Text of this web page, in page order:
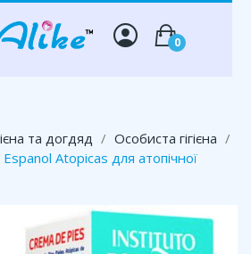
0
та догдяд
Особиста гігієна
Atopicas для атопічної